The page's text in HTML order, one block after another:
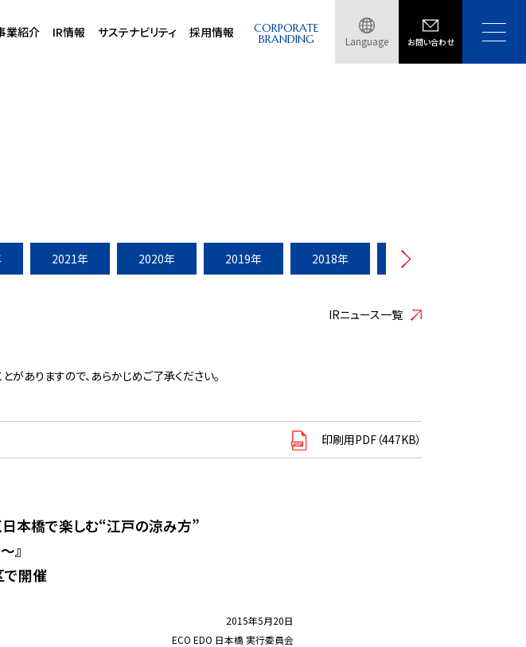
業紹介 IR情報 サステナビリティ 採用情報 CORPORATE
BRANDING Language お問い合わせ
2021年 2020年 2019年 2018年 2017年
IRニュース一覧
ありますので、あらかじめご了承ください。
印刷用PDF（447KB）
日本橋で楽しむ“江戸の涼み方”
』
で開催
2015年5月20日
ECO EDO 日本橋 実行委員会